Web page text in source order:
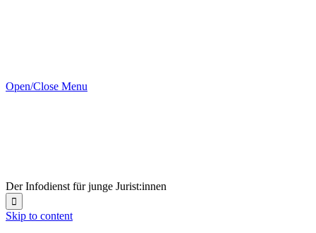
Open/Close Menu
Der Infodienst für junge Jurist:innen

Skip to content